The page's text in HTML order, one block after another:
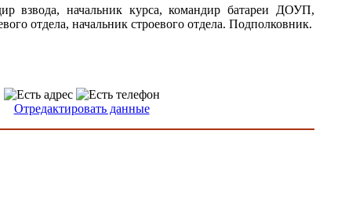
взвода, начальник курса, командир батареи ДОУП,
отдела, начальник строевого отдела. Подполковник.
Отредактировать данные